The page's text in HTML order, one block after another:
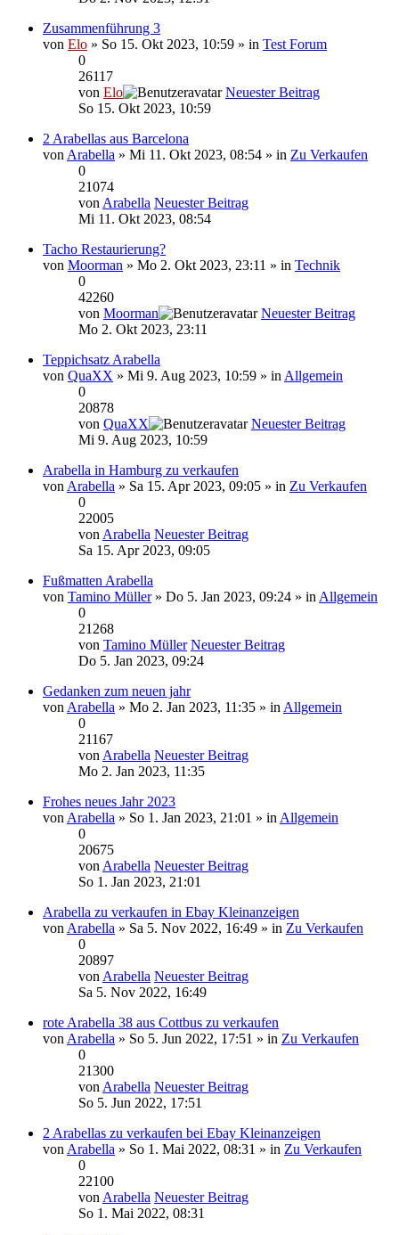
Zusammenführung 3
von Elo » So 15. Okt 2023, 10:59 » in Test Forum
0
26117
von Elo
Neuester Beitrag
So 15. Okt 2023, 10:59
2 Arabellas aus Barcelona
von Arabella » Mi 11. Okt 2023, 08:54 » in Zu Verkaufen
0
21074
von Arabella Neuester Beitrag
Mi 11. Okt 2023, 08:54
Tacho Restaurierung?
von Moorman » Mo 2. Okt 2023, 23:11 » in Technik
0
42260
von Moorman
Neuester Beitrag
Mo 2. Okt 2023, 23:11
Teppichsatz Arabella
von QuaXX » Mi 9. Aug 2023, 10:59 » in Allgemein
0
20878
von QuaXX
Neuester Beitrag
Mi 9. Aug 2023, 10:59
Arabella in Hamburg zu verkaufen
von Arabella » Sa 15. Apr 2023, 09:05 » in Zu Verkaufen
0
22005
von Arabella Neuester Beitrag
Sa 15. Apr 2023, 09:05
Fußmatten Arabella
von Tamino Müller» Do 5. Jan 2023, 09:24 » in Allgemein
0
21268
von Tamino Müller Neuester Beitrag
Do 5. Jan 2023, 09:24
Gedanken zum neuen jahr
von Arabella » Mo 2. Jan 2023, 11:35 » in Allgemein
0
21167
von Arabella Neuester Beitrag
Mo 2. Jan 2023, 11:35
Frohes neues Jahr 2023
von Arabella » So 1. Jan 2023, 21:01 » in Allgemein
0
20675
von Arabella Neuester Beitrag
So 1. Jan 2023, 21:01
Arabella zu verkaufen in Ebay Kleinanzeigen
von Arabella » Sa 5. Nov 2022, 16:49 » in Zu Verkaufen
0
20897
von Arabella Neuester Beitrag
Sa 5. Nov 2022, 16:49
rote Arabella 38 aus Cottbus zu verkaufen
von Arabella » So 5. Jun 2022, 17:51 » in Zu Verkaufen
0
21300
von Arabella Neuester Beitrag
So 5. Jun 2022, 17:51
2 Arabellas zu verkaufen bei Ebay Kleinanzeigen
von Arabella » So 1. Mai 2022, 08:31 » in Zu Verkaufen
0
22100
von Arabella Neuester Beitrag
So 1. Mai 2022, 08:31